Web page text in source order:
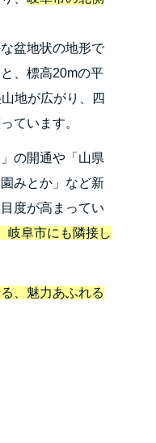
盆地状の地形で
、標高20mの平
地が広がり、四
ています。
の開通や「山県
みとか」など新
度が高まってい
岐阜市にも隣接し
、魅力あふれる